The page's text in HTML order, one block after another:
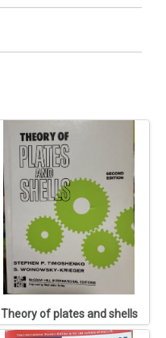
Theory of plates and shells